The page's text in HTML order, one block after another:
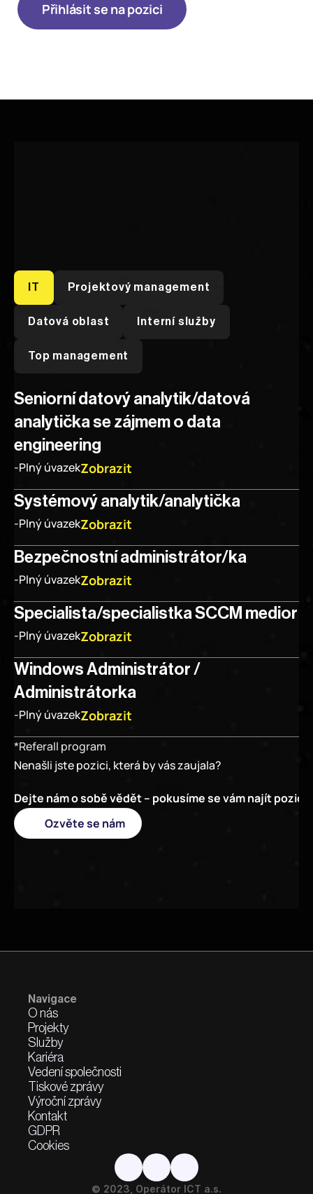
Přihlásit se na pozici
Průběh výběrového řízení
IT Projektový management
Datová oblast Interní služby
Top management
Seniorní datový analytik/datová
analytička se zájmem o data
engineering
-Plný úvazekZobrazit
Systémový analytik/analytička
-Plný úvazekZobrazit
Bezpečnostní administrátor/ka
-Plný úvazekZobrazit
Specialista/specialistka SCCM medior
-Plný úvazekZobrazit
Windows Administrátor /
Administrátorka
-Plný úvazekZobrazit
*Referall program
Nenašli jste pozici, která by vás zaujala?
Dejte nám o sobě vědět – pokusíme se vám najít pozici
Ozvěte se nám
Navigace
O nás
Projekty
Služby
Kariéra
Vedení společnosti
Tiskové zprávy
Výroční zprávy
Kontakt
GDPR
Cookies
© 2023, Operátor ICT a.s.